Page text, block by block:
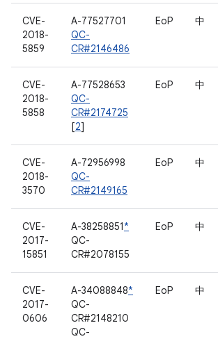
CVE-
2018-
5859
A-77527701
QC-
CR#2146486
EoP 中
CVE-
2018-
5858
A-77528653
QC-
CR#2174725
[2]
EoP 中
CVE-
2018-
3570
A-72956998
QC-
CR#2149165
EoP 中
CVE-
2017-
15851
A-38258851*
QC-
CR#2078155
EoP 中
CVE-
2017-
0606
A-34088848*
QC-
CR#2148210
QC-
EoP 中